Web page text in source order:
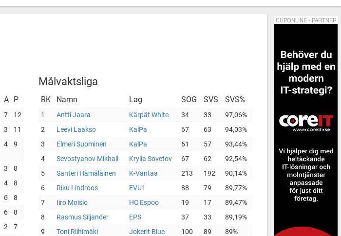
A P
7
12
3
11
4 9
3
8
4
8
6
8
6
8
2
7
Målvaktsliga
RK Namn Lag SOG SVS SVS%
1 Antti Jaara Kärpät White 34 33
97,06%
2
Leevi Laakso KalPa 67 63
94,03%
3
Elmeri Suominen KalPa 61 57
93,44%
4
Sevostyanov Mikhail Krylia Sovetov 67 62
92,54%
5
Santeri Hämäläinen K-Vantaa 213 192
90,14%
6
Riku Lindroos EVU1 88 79
89,77%
7
Iiro Moisio HC Espoo 19 17
89,47%
8
Rasmus Siljander EPS 37 33
89,19%
9
Toni Riihimäki Jokerit Blue 100 89
89%
CUPONLINE - PARTNER